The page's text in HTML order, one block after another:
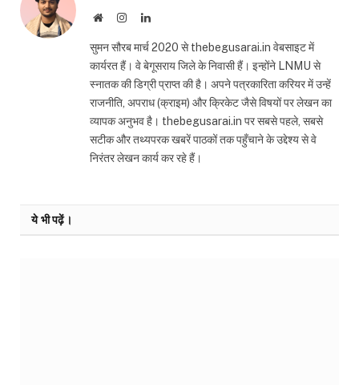
WebsiteInstagramLinkedIn
सुमन सौरब मार्च 2020 से thebegusarai.in वेबसाइट में
कार्यरत हैं। वे बेगूसराय जिले के निवासी हैं। इन्होंने LNMU से
स्नातक की डिग्री प्राप्त की है। अपने पत्रकारिता करियर में उन्हें
राजनीति, अपराध (क्राइम) और क्रिकेट जैसे विषयों पर लेखन का
व्यापक अनुभव है। thebegusarai.in पर सबसे पहले, सबसे
सटीक और तथ्यपरक खबरें पाठकों तक पहुँचाने के उद्देश्य से वे
निरंतर लेखन कार्य कर रहे हैं।
ये भी पढ़ें।